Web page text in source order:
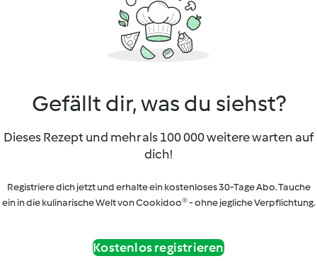
Gefällt dir, was du siehst?
Dieses Rezept und mehr als 100 000 weitere warten auf
dich!
Registriere dich jetzt und erhalte ein kostenloses 30-Tage Abo. Tauche
ein in die kulinarische Welt von Cookidoo® - ohne jegliche Verpflichtung.
Kostenlos registrieren